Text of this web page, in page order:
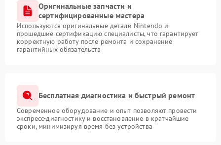
Оригинальные запчасти и
сертифицированные мастера
Используются оригинальные детали Nintendo и
прошедшие сертификацию специалисты, что гарантирует
корректную работу после ремонта и сохранение
гарантийных обязательств
Бесплатная диагностика и быстрый ремонт
Современное оборудование и опыт позволяют провести
экспресс-диагностику и восстановление в кратчайшие
сроки, минимизируя время без устройства